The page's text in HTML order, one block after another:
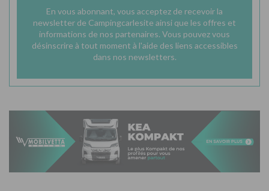
En vous abonnant, vous acceptez de recevoir la
newsletter de Campingcarlesite ainsi que les offres et
informations de nos partenaires. Vous pouvez vous
désinscrire à tout moment à l'aide des liens accessibles
dans nos newsletters.